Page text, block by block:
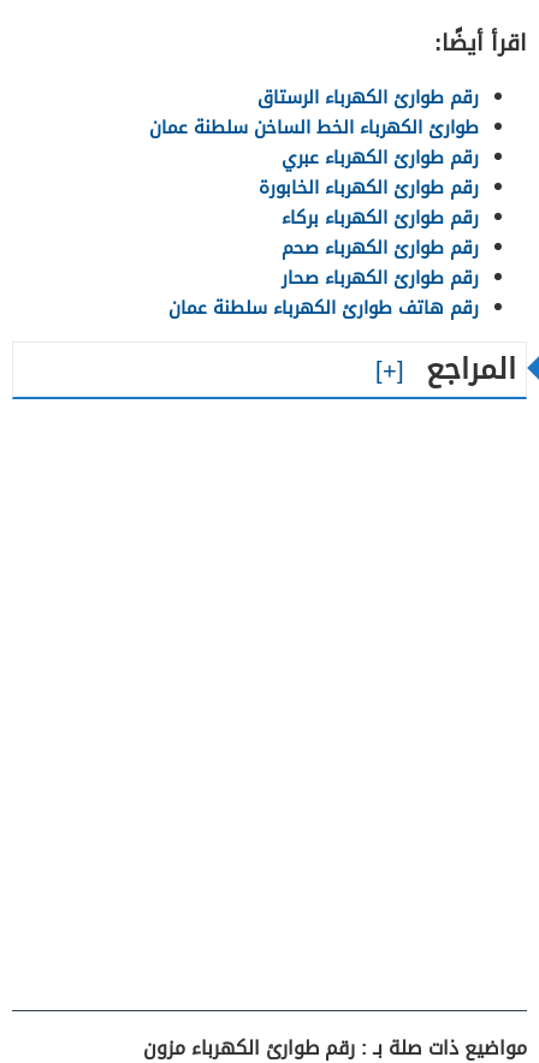
اقرأ أيضًا:
رقم طوارئ الكهرباء الرستاق
طوارئ الكهرباء الخط الساخن سلطنة عمان
رقم طوارئ الكهرباء عبري
رقم طوارئ الكهرباء الخابورة
رقم طوارئ الكهرباء بركاء
رقم طوارئ الكهرباء صحم
رقم طوارئ الكهرباء صحار
رقم هاتف طوارئ الكهرباء سلطنة عمان
المراجع
مواضيع ذات صلة بـ : رقم طوارئ الكهرباء مزون